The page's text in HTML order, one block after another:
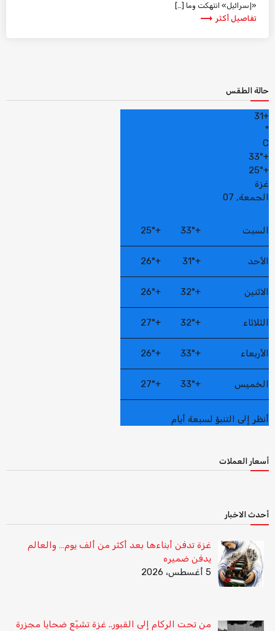
«إسرائيل» انتهكت وما […]
تفاصيل أكثر trending_flat
حالة الطقس
+
31
°
C
+
33°
+
25°
غزة
الجمعة, 07
السبت +
33°
+
25°
الأحد +
31°
+
26°
الاثنين +
32°
+
26°
الثلاثاء +
32°
+
27°
الأربعاء +
33°
+
26°
الخميس +
33°
+
27°
أنظر إلى التنبؤ لسبعة أيام
أسعار العملات
أحدث الاخبار
غزة تدفن أبناءها بعد أكثر من ألف يوم… والعالم
يدفن ضميره
5 أغسطس، 2026
من تحت الركام إلى القبور.. غزة تشيّع ضحايا مجزرة